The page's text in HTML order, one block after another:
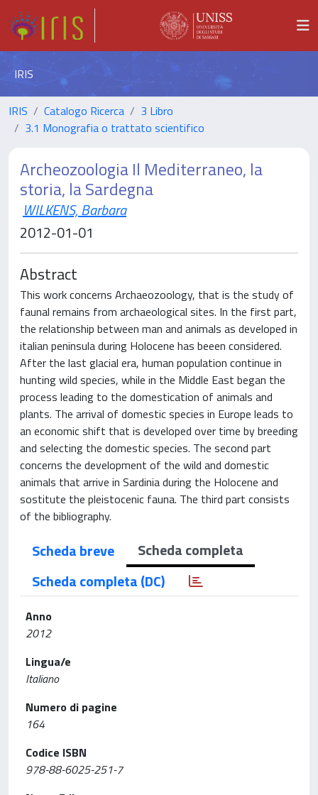
IRIS
IRIS Catalogo Ricerca
3 Libro
3.1 Monografia o trattato scientifico
Archeozoologia Il Mediterraneo, la
storia, la Sardegna
WILKENS, Barbara
2012-01-01
Abstract
This work concerns Archaeozoology, that is the study of
faunal remains from archaeological sites. In the first part,
the relationship between man and animals as developed in
italian peninsula during Holocene has beeen considered.
After the last glacial era, human population continue in
hunting wild species, while in the Middle East began the
process leading to the domestication of animals and
plants. The arrival of domestic species in Europe leads to
an economic shift that is developed over time by breeding
and selecting the domestic species. The second part
concerns the development of the wild and domestic
animals that arrive in Sardinia during the Holocene and
sostitute the pleistocenic fauna. The third part consists
of the bibliography.
Scheda breve
Scheda completa
Scheda completa (DC)
Anno
2012
Lingua/e
Italiano
Numero di pagine
164
Codice ISBN
978-88-6025-251-7